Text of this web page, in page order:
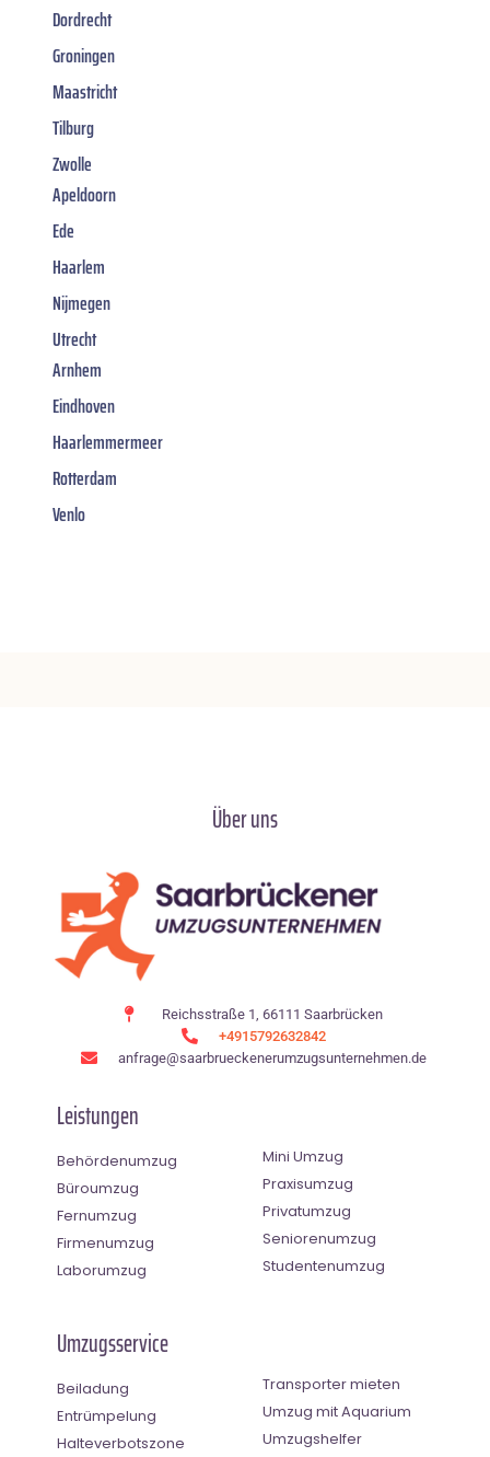
Dordrecht
Groningen
Maastricht
Tilburg
Zwolle
Apeldoorn
Ede
Haarlem
Nijmegen
Utrecht
Arnhem
Eindhoven
Haarlemmermeer
Rotterdam
Venlo
Über uns
Reichsstraße 1, 66111 Saarbrücken
+4915792632842
anfrage@saarbrueckenerumzugsunternehmen.de
Leistungen
Behördenumzug
Büroumzug
Fernumzug
Firmenumzug
Laborumzug
Mini Umzug
Praxisumzug
Privatumzug
Seniorenumzug
Studentenumzug
Umzugsservice
Beiladung
Entrümpelung
Halteverbotszone
Transporter mieten
Umzug mit Aquarium
Umzugshelfer